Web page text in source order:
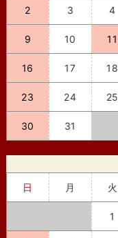
2 3 4
9 10 11
16 17 18
23 24 25
30 31
日
月 火
1